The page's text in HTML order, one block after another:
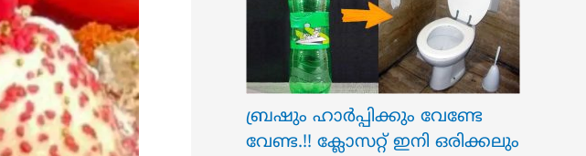
ബ്രഷും ഹാർപ്പിക്കും വേണ്ടേ
വേണ്ട.!! ക്ലോസറ്റ് ഇനി ഒരിക്കലും